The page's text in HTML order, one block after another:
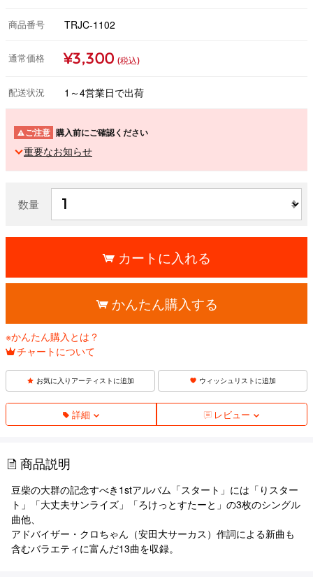
商品番号 TRJC-1102
通常価格 ¥3,300 (税込)
配送状況 1～4営業日で出荷
ご注意 購入前にご確認ください
重要なお知らせ
数量
カートに入れる
かんたん購入する
※かんたん購入とは？
チャートについて
お気に入りアーティストに追加 ウィッシュリストに追加
詳細 レビュー
商品説明
豆柴の大群の記念すべき1stアルバム「スタート」には「りスター
ト」「大丈夫サンライズ」「ろけっとすたーと」の3枚のシングル
曲他、
アドバイザー・クロちゃん（安田大サーカス）作詞による新曲も
含むバラエティに富んだ13曲を収録。